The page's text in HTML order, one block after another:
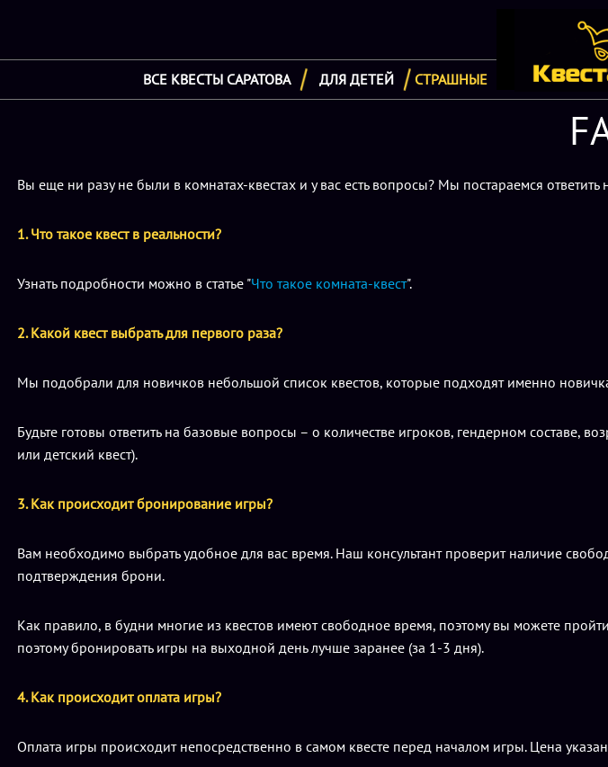
ВСЕ КВЕСТЫ САРАТОВА ДЛЯ ДЕТЕЙ СТРАШНЫЕ
Вы еще ни разу не были в комнатах-квестах и у вас есть вопросы? Мы постараемся ответить
1. Что такое квест в реальности?
Узнать подробности можно в статье "Что такое комната-квест".
2. Какой квест выбрать для первого раза?
Мы подобрали для новичков небольшой список квестов, которые подходят именно
Будьте готовы ответить на базовые вопросы – о количестве игроков, гендерном составе,
или детский квест).
3. Как происходит бронирование игры?
Вам необходимо выбрать удобное для вас время. Наш консультант проверит наличие
подтверждения брони.
Как правило, в будни многие из квестов имеют свободное время, поэтому вы можете
поэтому бронировать игры на выходной день лучше заранее (за 1-3 дня).
4. Как происходит оплата игры?
Оплата игры происходит непосредственно в самом квесте перед началом игры. Цена